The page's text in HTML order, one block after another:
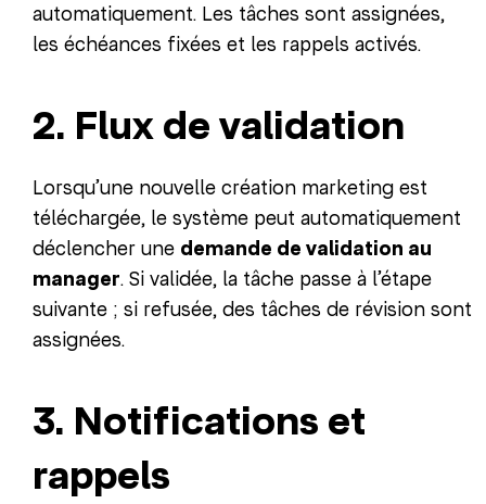
automatiquement. Les tâches sont assignées,
les échéances fixées et les rappels activés.
2. Flux de validation
Lorsqu’une nouvelle création marketing est
téléchargée, le système peut automatiquement
déclencher une demande de validation au
manager. Si validée, la tâche passe à l’étape
suivante ; si refusée, des tâches de révision sont
assignées.
3. Notifications et
rappels